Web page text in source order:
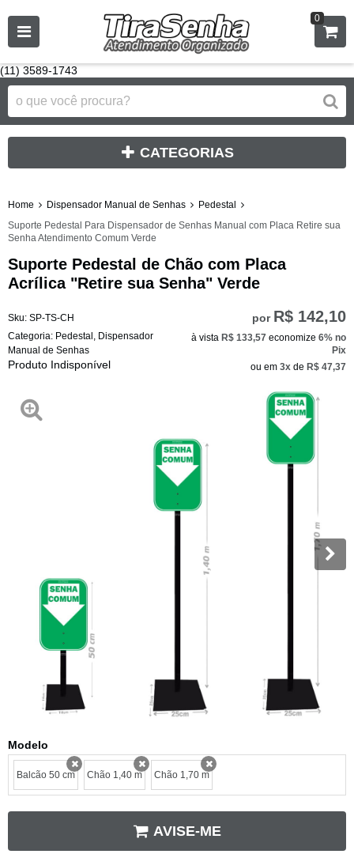
(11) 3589-1743
0
CATEGORIAS
Home Dispensador Manual de Senhas
Pedestal
Suporte Pedestal Para Dispensador de Senhas Manual com Placa Retire sua
Senha Atendimento Comum Verde
Suporte Pedestal de Chão com Placa
Acrílica "Retire sua Senha" Verde
Sku: SP-TS-CH
Categoria: Pedestal Dispensador
Manual de Senhas
Produto Indisponível
por R$ 142,10
à vista R$ 133,57 economize 6% no
Pix
ou em 3x de R$ 47,37
Modelo
Balcão 50 cm
x Chão 1,40 m
x Chão 1,70 m
x
AVISE-ME